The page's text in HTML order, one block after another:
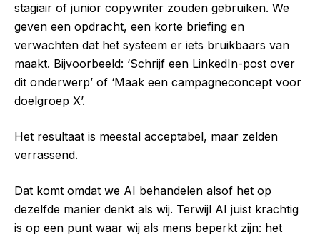
stagiair of junior copywriter zouden gebruiken. We
geven een opdracht, een korte briefing en
verwachten dat het systeem er iets bruikbaars van
maakt. Bijvoorbeeld: ‘Schrijf een LinkedIn-post over
dit onderwerp’ of ‘Maak een campagneconcept voor
doelgroep X’.
Het resultaat is meestal acceptabel, maar zelden
verrassend.
Dat komt omdat we AI behandelen alsof het op
dezelfde manier denkt als wij. Terwijl AI juist krachtig
is op een punt waar wij als mens beperkt zijn: het